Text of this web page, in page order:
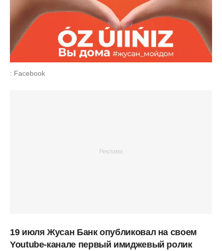
: Facebook
19 июля Жусан Банк опубликовал на своем
Youtube-канале первый имиджевый ролик